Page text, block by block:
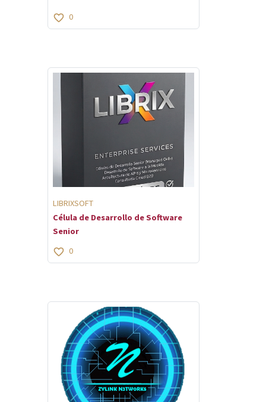
0
LIBRIXSOFT
Célula de Desarrollo de Software
Senior
0